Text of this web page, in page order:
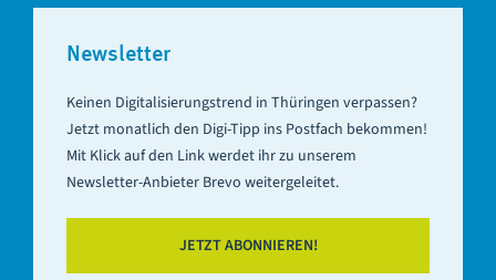
Newsletter
Keinen Digitalisierungstrend in Thüringen verpassen?
Jetzt monatlich den Digi-Tipp ins Postfach bekommen!
Mit Klick auf den Link werdet ihr zu unserem
Newsletter-Anbieter Brevo weitergeleitet.
JETZT ABONNIEREN!